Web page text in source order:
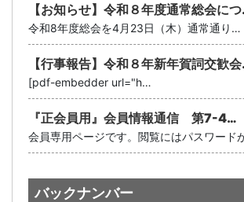
【お知らせ】令和８年度通常総会に
令和8年度総会を4月23日（木）通常通り…
【行事報告】令和８年新年賀詞交歓
[pdf-embedder url="h…
『正会員用』会員情報通信 第7-4…
会員専用ページです。閲覧にはパスワード
バックナンバー